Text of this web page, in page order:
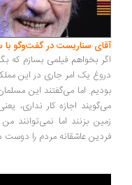
سناریست در گفت‌وگو با سعید
بخواهم فیلمی بسازم که بگویم
یک امر جاری در این مملکت
اما می‌گفتند این مسلمان
اجازه کار نداری، یعنی با
بزنند اما نمی‌توانند من را
عاشقانه مردم را دوست داشت